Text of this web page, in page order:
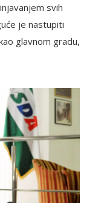
svih
je nastupiti
glavnom gradu,